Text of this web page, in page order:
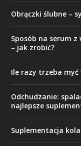
Obrączki ślubne –
Sposób na serum
– jak zrobić?
Ile razy trzeba myć
Odchudzanie:
najlepsze
Suplementacja